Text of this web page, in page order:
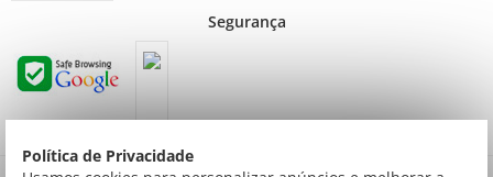
Política de Privacidade
Segurança